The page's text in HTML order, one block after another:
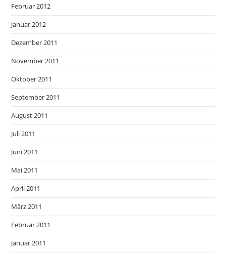
Februar 2012
Januar 2012
Dezember 2011
November 2011
Oktober 2011
September 2011
August 2011
Juli 2011
Juni 2011
Mai 2011
April 2011
März 2011
Februar 2011
Januar 2011